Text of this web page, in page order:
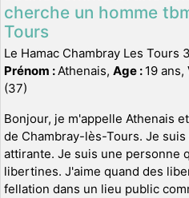
cherche un homme
Tours
Le Hamac Chambray Les Tours
Prénom :Athenais, Age : 19 ans,
(37)
Bonjour, je m'appelle Athenais
de Chambray-lès-Tours. Je
attirante. Je suis une personne
libertines. J'aime quand des
fellation dans un lieu public